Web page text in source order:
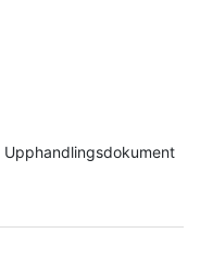
Upphandlingsdokument